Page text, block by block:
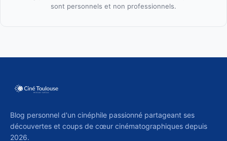
sont personnels et non professionnels.
Blog personnel d'un cinéphile passionné partageant ses
découvertes et coups de cœur cinématographiques depuis
2026.